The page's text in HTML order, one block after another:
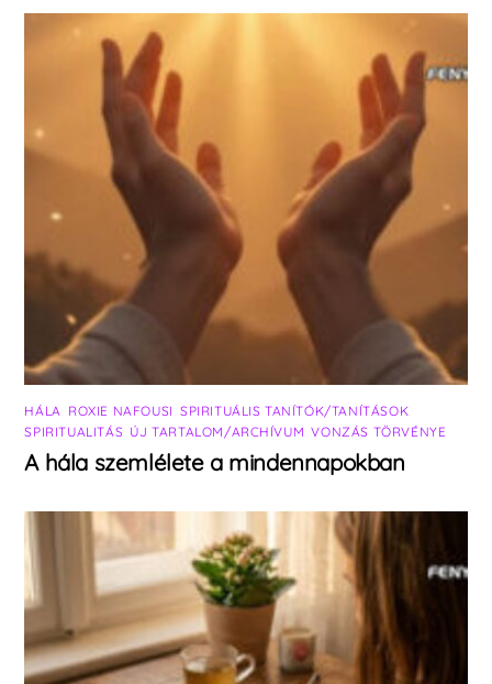
HÁLA ROXIE NAFOUSI SPIRITUÁLIS TANÍTÓK/TANÍTÁSOK
SPIRITUALITÁS ÚJ TARTALOM/ARCHÍVUM ,VONZÁS TÖRVÉNYE
A hála szemlélete a mindennapokban